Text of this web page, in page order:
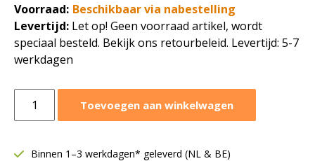
Voorraad: Beschikbaar via nabestelling
Levertijd: Let op! Geen voorraad artikel, wordt
speciaal besteld. Bekijk ons retourbeleid. Levertijd: 5-7
werkdagen
raster
Toevoegen aan winkelwagen
Binnen 1–3 werkdagen* geleverd (NL & BE)